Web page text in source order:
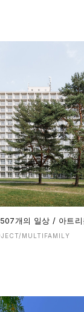
개의 일상 / 아트리
MULTIFAMILY